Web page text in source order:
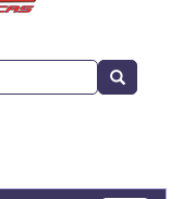
Buscar